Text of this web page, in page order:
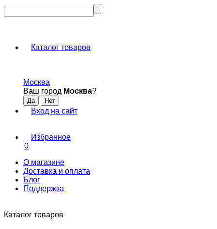
Каталог товаров
Москва
Ваш город Москва?
Вход на сайт
Избранное
0
О магазине
Доставка и оплата
Блог
Поддержка
Каталог товаров